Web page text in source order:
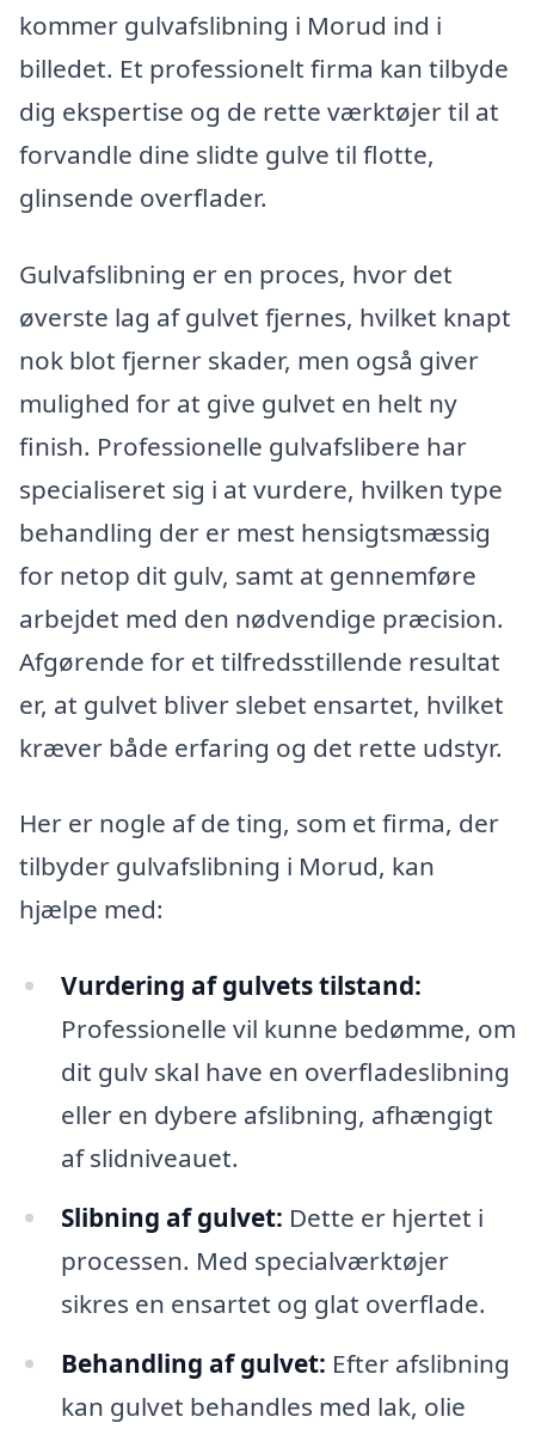
kommer gulvafslibning i Morud ind i
billedet. Et professionelt firma kan tilbyde
dig ekspertise og de rette værktøjer til at
forvandle dine slidte gulve til flotte,
glinsende overflader.
Gulvafslibning er en proces, hvor det
øverste lag af gulvet fjernes, hvilket knapt
nok blot fjerner skader, men også giver
mulighed for at give gulvet en helt ny
finish. Professionelle gulvafslibere har
specialiseret sig i at vurdere, hvilken type
behandling der er mest hensigtsmæssig
for netop dit gulv, samt at gennemføre
arbejdet med den nødvendige præcision.
Afgørende for et tilfredsstillende resultat
er, at gulvet bliver slebet ensartet, hvilket
kræver både erfaring og det rette udstyr.
Her er nogle af de ting, som et firma, der
tilbyder gulvafslibning i Morud, kan
hjælpe med:
Vurdering af gulvets tilstand:
Professionelle vil kunne bedømme, om
dit gulv skal have en overfladeslibning
eller en dybere afslibning, afhængigt
af slidniveauet.
Slibning af gulvet: Dette er hjertet i
processen. Med specialværktøjer
sikres en ensartet og glat overflade.
Behandling af gulvet: Efter afslibning
kan gulvet behandles med lak, olie